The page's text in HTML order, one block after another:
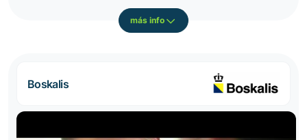
más info
Boskalis